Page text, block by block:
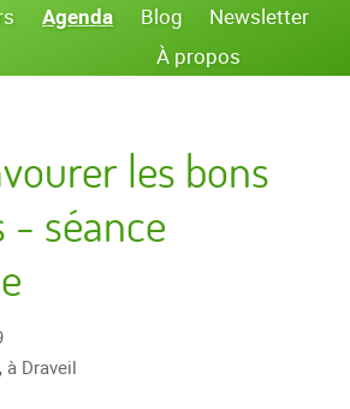
Agenda Blog
Newsletter
À propos
les bons
séance
à Draveil